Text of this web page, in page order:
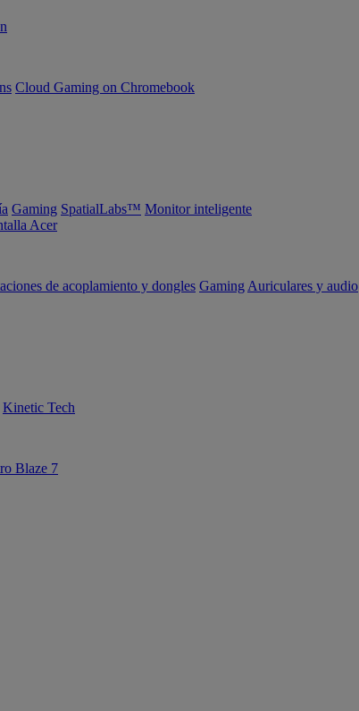
Cloud Gaming on Chromebook
Gaming SpatialLabs™ Monitor inteligente
Acer
de acoplamiento y dongles Gaming Auriculares y audio
Kinetic Tech
Blaze 7